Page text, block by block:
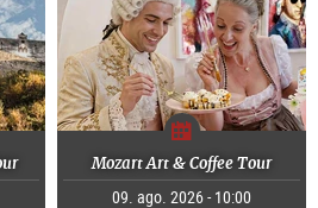
Mozart Art & Coffee Tour
09. ago. 2026 - 10:00